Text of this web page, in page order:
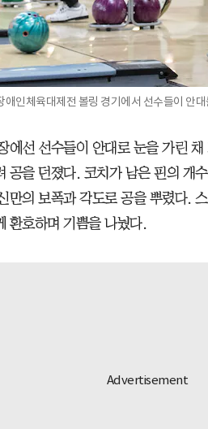
인체육대제전 볼링 경기에서 선수들이 안
에선 선수들이 안대로 눈을 가린
공을 던졌다. 코치가 남은 핀의 개
만의 보폭과 각도로 공을 뿌렸다.
환호하며 기쁨을 나눴다.